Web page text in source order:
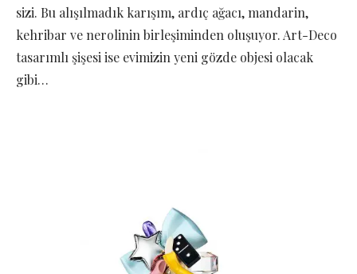
sizi. Bu alışılmadık karışım, ardıç ağacı, mandarin,
kehribar ve nerolinin birleşiminden oluşuyor. Art-Deco
tasarımlı şişesi ise evimizin yeni gözde objesi olacak
gibi…